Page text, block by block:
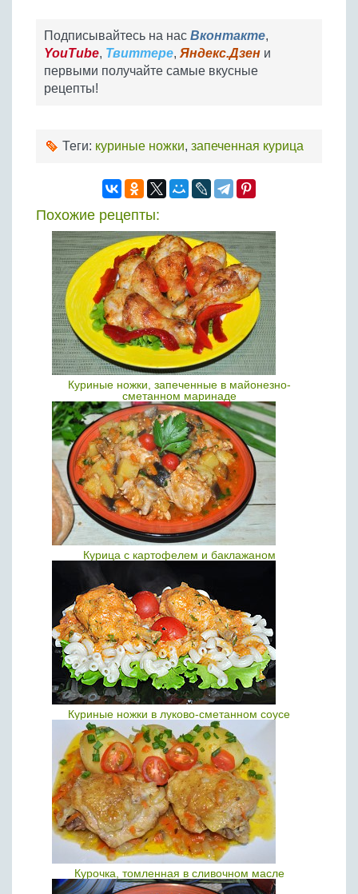
Подписывайтесь на нас Вконтакте,
YouTube, Твиттере, Яндекс.Дзен и
первыми получайте самые вкусные
рецепты!
Теги: куриные ножки, запеченная курица
Похожие рецепты:
Куриные ножки, запеченные в майонезно-
сметанном маринаде
Курица с картофелем и баклажаном
Куриные ножки в луково-сметанном соусе
Курочка, томленная в сливочном масле